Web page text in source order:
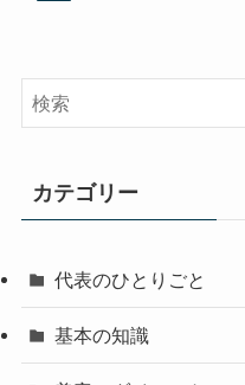
カテゴリー
代表のひとりごと
基本の知識